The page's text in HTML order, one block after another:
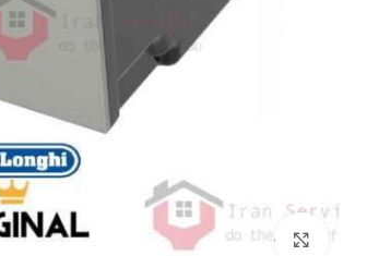
برای بزرگنمایی کلیک کنید